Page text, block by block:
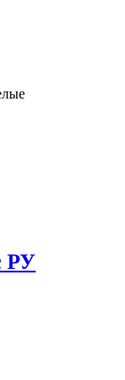
РУ